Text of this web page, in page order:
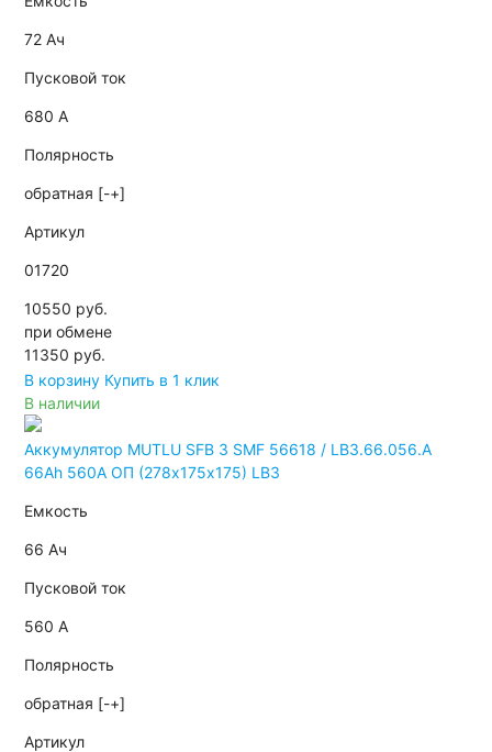
72 Ач
Пусковой ток
680 А
Полярность
обратная [-+]
Артикул
01720
10550 руб.
при обмене
11350 руб.
В корзину Купить в 1 клик
В наличии
Аккумулятор MUTLU SFB 3 SMF 56618 / LB3.66.056.A
66Ah 560A ОП (278х175х175) LB3
Емкость
66 Ач
Пусковой ток
560 А
Полярность
обратная [-+]
Артикул